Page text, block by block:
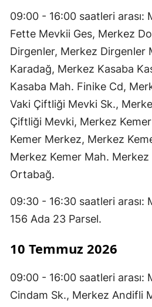
09:00 - 16:00 saatleri arası:
Fette Mevkii Ges, Merkez
Dirgenler, Merkez Dirgenler
Karadağ, Merkez Kasaba
Kasaba Mah. Finike Cd,
Vaki Çiftliği Mevki Sk.,
Çiftliği Mevki, Merkez
Kemer Merkez, Merkez
Merkez Kemer Mah. Merkez
Ortabağ.
09:30 - 16:30 saatleri arası:
156 Ada 23 Parsel.
10 Temmuz 2026
09:00 - 16:00 saatleri arası:
Cindam Sk., Merkez Andifli